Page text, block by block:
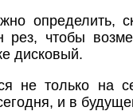
определить,
чтобы
дисковый.
не только
и в